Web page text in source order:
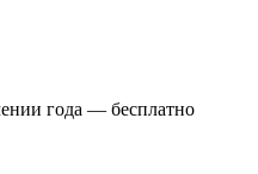
года — бесплатно